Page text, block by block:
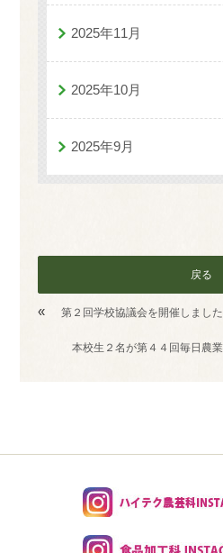
2025年11月
2025年10月
2025年9月
戻る
« 第２回学校協議会を開催しました
本校生２名が第４４回毎日農